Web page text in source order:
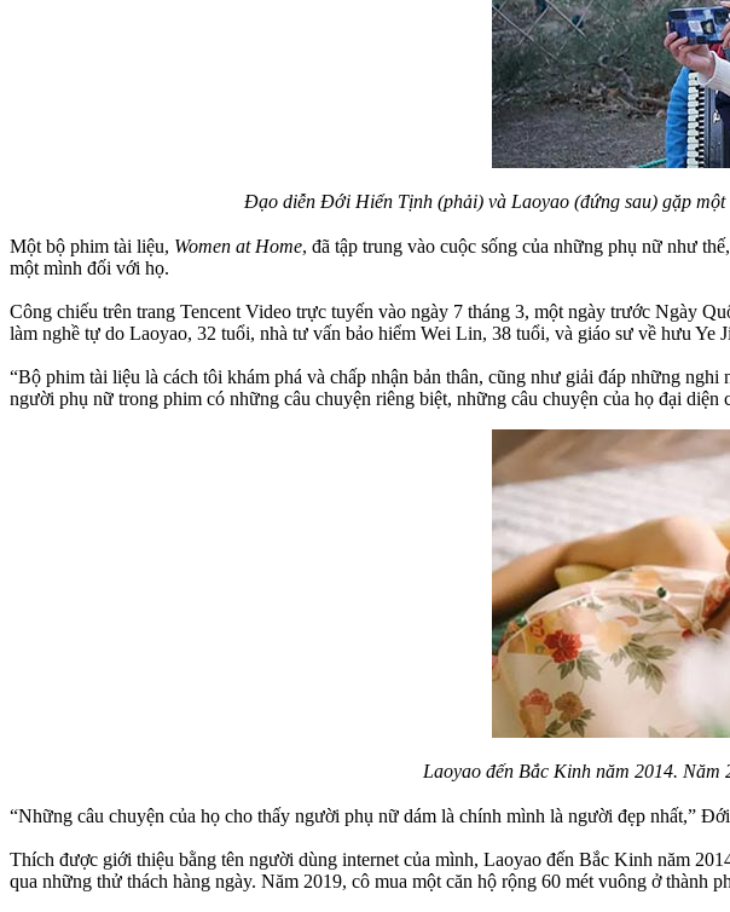
Đạo diễn Đới Hiển Tịnh (phải) và Laoyao (đứng sau) gặp
Một bộ phim tài liệu, Women at Home, đã tập trung vào cuộc sống của những phụ nữ như
một mình đối với họ.
Công chiếu trên trang Tencent Video trực tuyến vào ngày 7 tháng 3, một ngày trước Ngày
làm nghề tự do Laoyao, 32 tuổi, nhà tư vấn bảo hiểm Wei Lin, 38 tuổi, và giáo sư về hưu Ye
“Bộ phim tài liệu là cách tôi khám phá và chấp nhận bản thân, cũng như giải đáp những
người phụ nữ trong phim có những câu chuyện riêng biệt, những câu chuyện của họ đại
Laoyao đến Bắc Kinh năm 2014. Năm
“Những câu chuyện của họ cho thấy người phụ nữ dám là chính mình là người đẹp nhất,”
Thích được giới thiệu bằng tên người dùng internet của mình, Laoyao đến Bắc Kinh năm
qua những thử thách hàng ngày. Năm 2019, cô mua một căn hộ rộng 60 mét vuông ở thành